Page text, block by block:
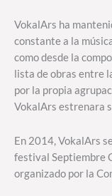
VokalArs ha
constante a la
como desde la
lista de obras entre
por la propia
VokalArs estrenara
En 2014, VokalArs
festival Septiembre
organizado por la